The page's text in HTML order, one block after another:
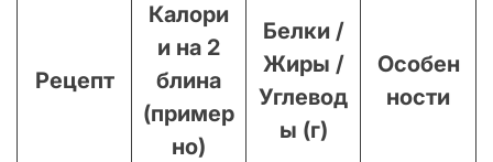
Рецепт
Калори
и на 2
блина
(пример
но)
Белки /
Жиры /
Углевод
ы (г)
Особен
ности